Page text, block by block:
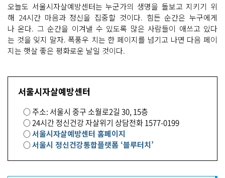
오늘도 서울시자살예방센터는 누군가의 생명을 돌보고 지키기 위
해 24시간 마음과 정신을 집중할 것이다. 힘든 순간은 누구에게
나 온다. 그 순간을 이겨낼 수 있도록 많은 사람들이 애쓰고 있다
는 것을 잊지 말자. 폭풍우 치는 한 페이지를 넘기고 나면 다음 페이
지는 햇살 좋은 평화로운 날일 것이다.
서울시자살예방센터
○ 주소: 서울시 중구 소월로2길 30, 15층
○ 24시간 정신건강 자살위기 상담전화 1577-0199
○서울시자살예방센터 홈페이지
○서울시 정신건강통합플랫폼 ‘블루터치’